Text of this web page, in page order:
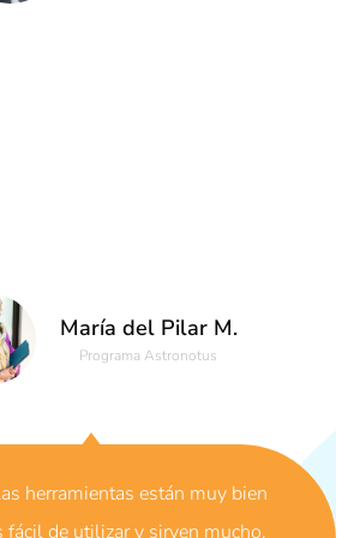
herramientas están muy bien
fácil de utilizar y sirven mucho.
María del Pilar M.
Programa Astronotus